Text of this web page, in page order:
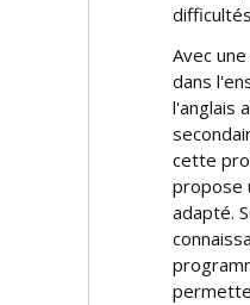
difficultés
Avec
dans
l'anglais
cette
propose
adapté.